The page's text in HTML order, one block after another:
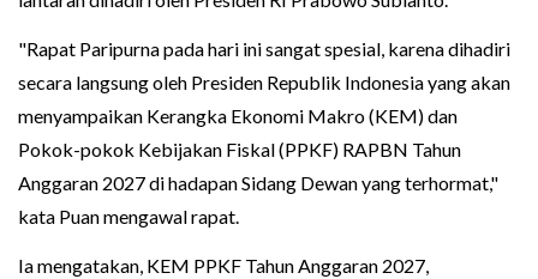
"Rapat Paripurna pada hari ini sangat spesial, karena dihadiri
secara langsung oleh Presiden Republik Indonesia yang akan
menyampaikan Kerangka Ekonomi Makro (KEM) dan
Pokok-pokok Kebijakan Fiskal (PPKF) RAPBN Tahun
Anggaran 2027 di hadapan Sidang Dewan yang terhormat,"
kata Puan mengawal rapat.
Ia mengatakan, KEM PPKF Tahun Anggaran 2027,